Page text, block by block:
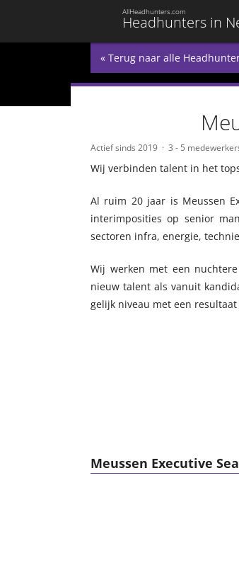
Headhunters in
AllHeadhunters.com
« Terug naar alle
Actief sinds 2019 3 - 5
Wij verbinden talent in het
Al ruim 20 jaar is Meussen
interimposities op senior
sectoren infra, energie,
Wij werken met een
nieuw talent als vanuit
gelijk niveau met een
Meussen Executive